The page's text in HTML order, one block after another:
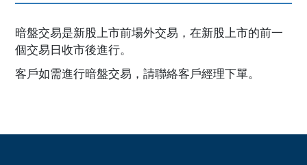
暗盤交易是新股上市前場外交易，在新股上市的前一
個交易日收市後進行。
客戶如需進行暗盤交易，請聯絡客戶經理下單。